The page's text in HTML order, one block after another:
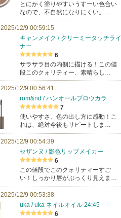
とにかく塗りやすいうすーい色合い
なので、不自然になりにくい。…
2025/12/9 00:59:15
キャンメイク / クリーミータッチライ
ナー
6
サラサラ目の内側に描ける！この値
段このクォリティー、素晴らし…
2025/12/9 00:56:41
rom&nd / ハンオールブロウカラ
7
使いやすさ、色の出し方に感動！こ
れは、絶対今後もリピートしま…
2025/12/9 00:54:39
セザンヌ / 影色リップメイカー
6
この値段でこのクォリティーすご
い！しっかり唇がぷっくり見えま…
2025/12/9 00:53:38
uka / uka ネイルオイル 24:45
6